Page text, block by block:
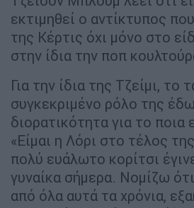
εκτιμηθεί ο αντίκτυπος
της Κέρτις όχι μόνο στο
στην ίδια την ποπ
Για την ίδια της Τζείμι, το
συγκεκριμένο ρόλο της
διορατικότητα για το ποια
«Είμαι η Λόρι στο τέλος
πολύ ευάλωτο κορίτσι
γυναίκα σήμερα. Νομίζω
από όλα αυτά τα χρόνια,